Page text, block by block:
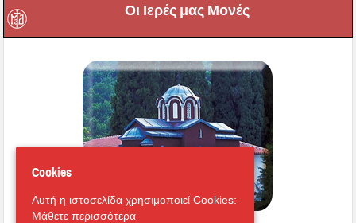
Οι Ιερές μας Μονές
Cookies
Αυτή η ιστοσελίδα χρησιμοποιεί Cookies:
Μάθετε περισσότερα